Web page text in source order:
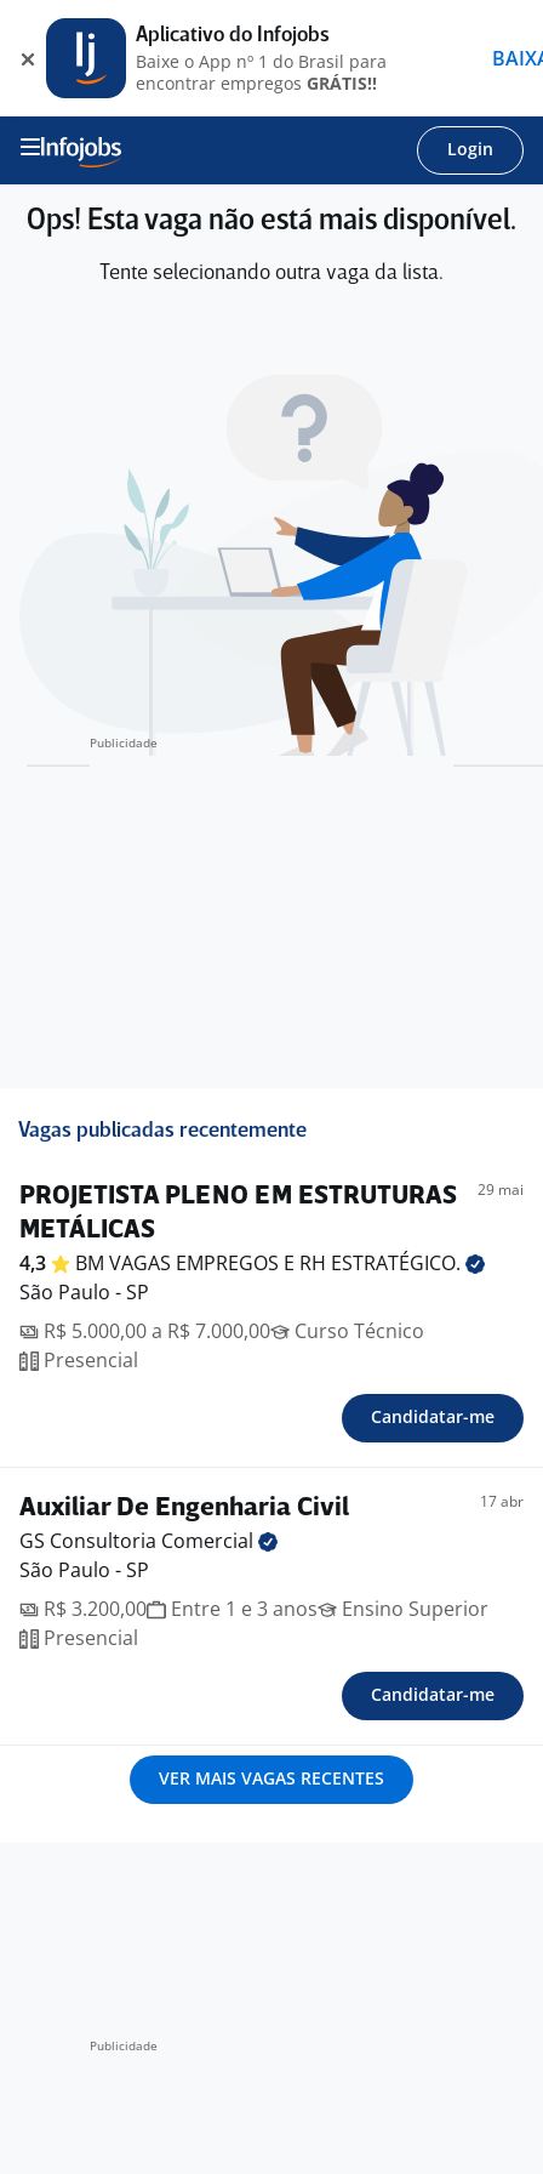
Login
Ops! Esta vaga não está mais disponível.
Tente selecionando outra vaga da lista.
Vagas publicadas recentemente
PROJETISTA PLENO EM ESTRUTURAS
METÁLICAS
29 mai
4,3 BM VAGAS EMPREGOS E RH ESTRATÉGICO.
São Paulo - SP
R$ 5.000,00 a R$ 7.000,00
Curso Técnico
Presencial
Candidatar-me
Auxiliar De Engenharia Civil 17 abr
GS Consultoria Comercial
São Paulo - SP
R$ 3.200,00
Entre 1 e 3 anos
Ensino Superior
Presencial
Candidatar-me
VER MAIS VAGAS RECENTES
Aplicativo do Infojobs
Baixe o App nº 1 do Brasil para
encontrar empregos GRÁTIS!!